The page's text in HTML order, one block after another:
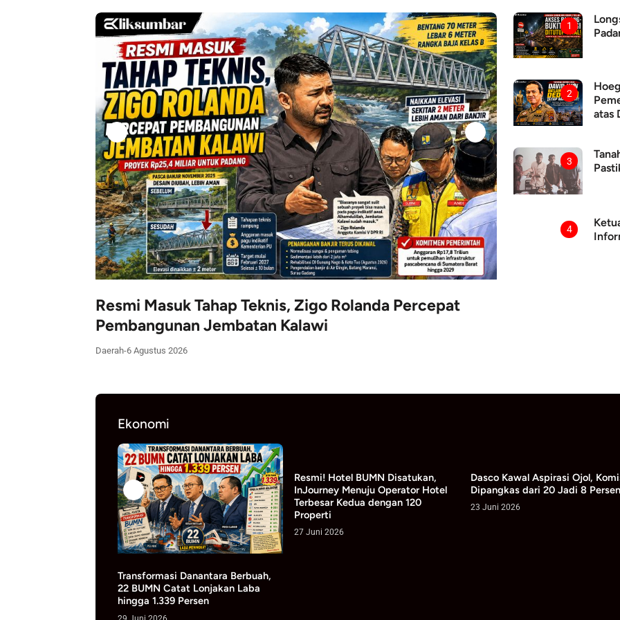
Masuk Tahap Teknis, Zigo Rolanda Percepat
Jembatan Kalawi
Ini Dia Deretan Program yang
1
2
atas
3
4
Ekonomi
Transformasi Danantara Berbuah,
22 BUMN Catat Lonjakan Laba
hingga 1.339 Persen
Resmi! Hotel BUMN Disatukan,
InJourney Menuju Operator Hotel
Terbesar Kedua dengan 120
Properti
27 Juni 2026
Dasco Kawal Aspirasi Ojol, Komisi
Dipangkas dari 20 Jadi 8 Persen
23 Juni 2026